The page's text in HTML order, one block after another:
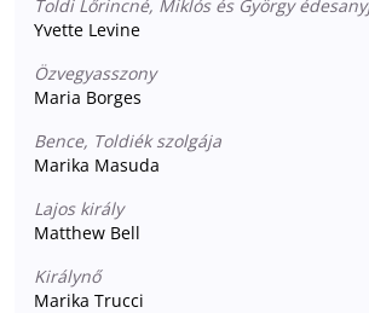
Toldi Lőrincné, Miklós és György
Yvette Levine
Özvegyasszony
Maria Borges
Bence, Toldiék szolgája
Marika Masuda
Lajos király
Matthew Bell
Királynő
Marika Trucci